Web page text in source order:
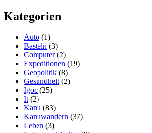
Kategorien
Auto (1)
Basteln (3)
Computer(2)
Expeditionen (19)
Geopolitik (8)
Gesundheit (2)
Igoc (25)
It (2)
Kanu (83)
Kanuwandern (37)
Leben (3)